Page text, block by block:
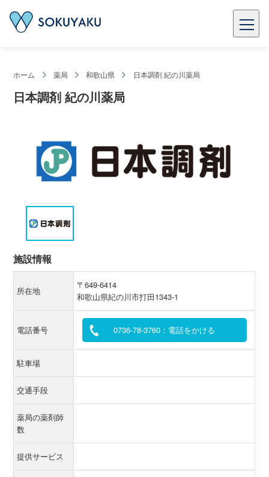
ホーム 薬局 和歌山県 日本調剤 紀の川薬局
日本調剤 紀の川薬局
施設情報
所在地
〒649-6414
和歌山県紀の川市打田1343-1
電話番号 0736-78-3760：電話をかける
駐車場
交通手段
薬局の薬剤師
数
提供サービス